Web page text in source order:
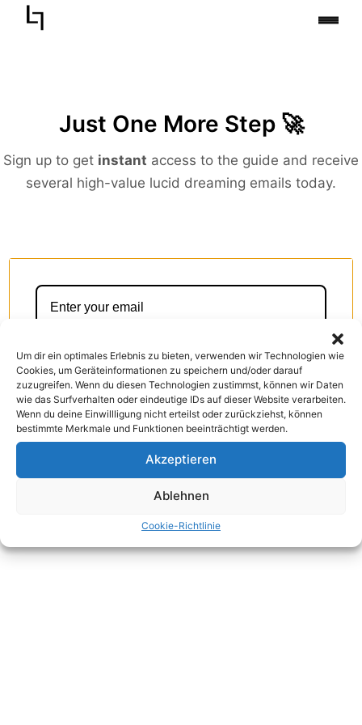
Um dir ein optimales Erlebnis zu bieten, verwenden wir Technologien wie
Cookies, um Geräteinformationen zu speichern und/oder darauf
zuzugreifen. Wenn du diesen Technologien zustimmst, können wir Daten
wie das Surfverhalten oder eindeutige IDs auf dieser Website verarbeiten.
Wenn du deine Einwillligung nicht erteilst oder zurückziehst, können
bestimmte Merkmale und Funktionen beeinträchtigt werden.
Akzeptieren
Ablehnen
Cookie-Richtlinie
Inhalt
Just One More Step 🚀
Sign up to get instant access to the guide and receive
several high-value lucid dreaming emails today.